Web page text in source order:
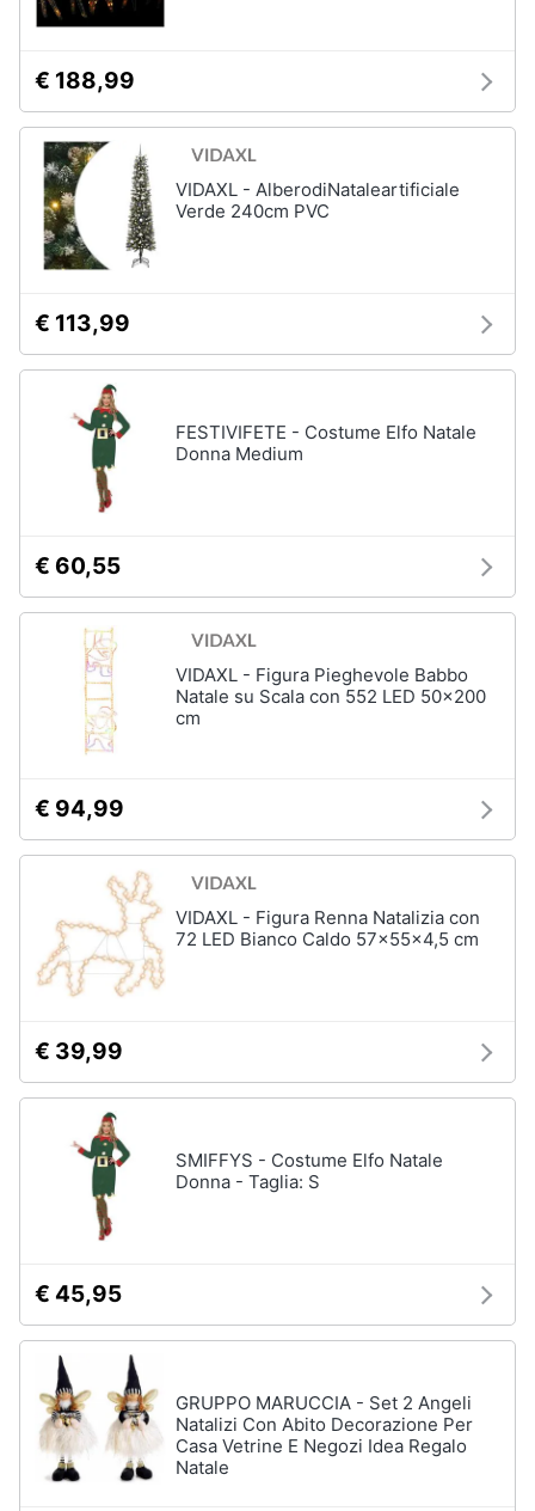
Esci
Vedi
tutti
Orologi
Apple
Watch
Smartwatch
Orologi
Orologi
donna
Vedi
Orecchini
Cavigliera
€ 188,99
VIDAXL - AlberodiNataleartificiale
Verde 240cm PVC
€ 113,99
FESTIVIFETE - Costume Elfo Natale
Donna Medium
€ 60,55
VIDAXL - Figura Pieghevole Babbo
Natale su Scala con 552 LED 50x200
cm
€ 94,99
VIDAXL - Figura Renna Natalizia con
72 LED Bianco Caldo 57x55x4,5 cm
€ 39,99
SMIFFYS - Costume Elfo Natale
Donna - Taglia: S
€ 45,95
GRUPPO MARUCCIA - Set 2 Angeli
Natalizi Con Abito Decorazione Per
Casa Vetrine E Negozi Idea Regalo
Natale